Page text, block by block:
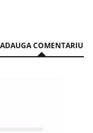
ADAUGA COMENTARIU